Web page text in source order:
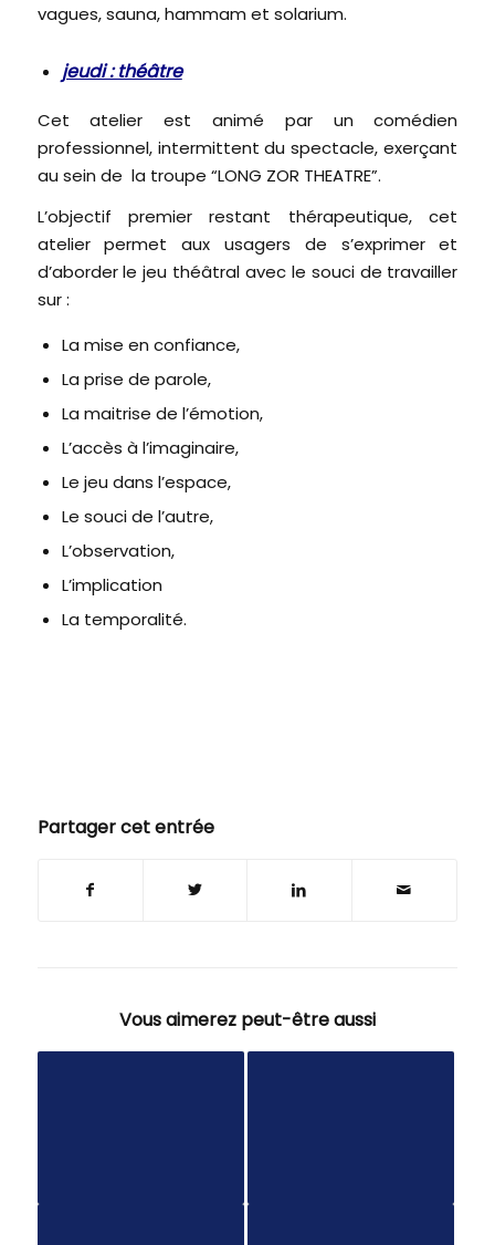
vagues, sauna, hammam et solarium.
jeudi : théâtre
Cet atelier est animé par un comédien
professionnel, intermittent du spectacle, exerçant
au sein de la troupe “LONG ZOR THEATRE”.
L’objectif premier restant thérapeutique, cet
atelier permet aux usagers de s’exprimer et
d’aborder le jeu théâtral avec le souci de travailler
sur :
La mise en confiance,
La prise de parole,
La maitrise de l’émotion,
L’accès à l’imaginaire,
Le jeu dans l’espace,
Le souci de l’autre,
L’observation,
L’implication
La temporalité.
Partager cet entrée
Vous aimerez peut-être aussi